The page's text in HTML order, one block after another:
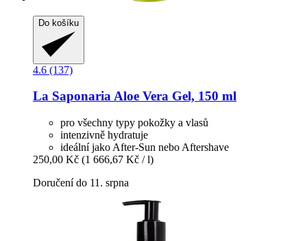
Do košíku
4.6 (137)
La SaponariaAloe Vera Gel, 150 ml
pro všechny typy pokožky a vlasů
intenzivně hydratuje
ideální jako After-Sun nebo Aftershave
250,00 Kč (1 666,67 Kč / l)
Doručení do 11. srpna